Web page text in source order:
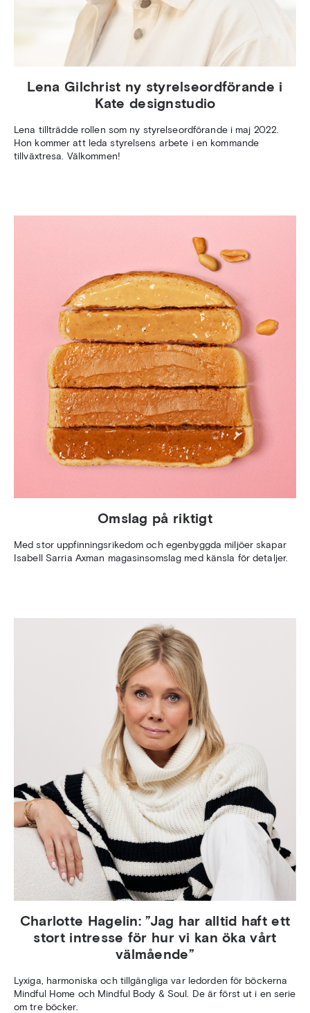
Lena Gilchrist ny styrelseordförande i
Kate designstudio
Lena tillträdde rollen som ny styrelseordförande i maj 2022.
Hon kommer att leda styrelsens arbete i en kommande
tillväxtresa. Välkommen!
Omslag på riktigt
Med stor uppfinningsrikedom och egenbyggda miljöer skapar
Isabell Sarria Axman magasinsomslag med känsla för detaljer.
Charlotte Hagelin: ”Jag har alltid haft ett
stort intresse för hur vi kan öka vårt
välmående”
Lyxiga, harmoniska och tillgängliga var ledorden för böckerna
Mindful Home och Mindful Body & Soul. De är först ut i en serie
om tre böcker.